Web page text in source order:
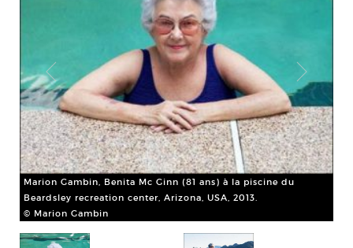
Marion Gambin, Benita Mc Ginn (81 ans) à la piscine du
Beardsley recreation center, Arizona, USA, 2013.
© Marion Gambin